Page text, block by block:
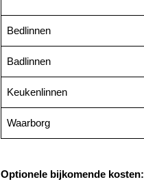
Bedlinnen
Badlinnen
Keukenlinnen
Waarborg
Optionele bijkomende kosten: